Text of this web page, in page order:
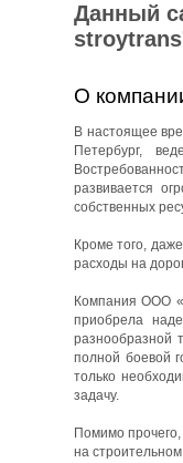
Данный
О
В настоящее
Петербург,
развивается
собственных
Кроме того,
расходы на
Компания ООО
приобрела
разнообразной
полной боевой
только
задачу.
Помимо
на